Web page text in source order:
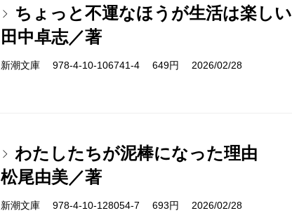
ちょっと不運なほうが生活は楽しい
田中卓志／著
新潮文庫 978-4-10-106741-4 649円 2026/02/28
わたしたちが泥棒になった理由
松尾由美／著
新潮文庫 978-4-10-128054-7 693円 2026/02/28